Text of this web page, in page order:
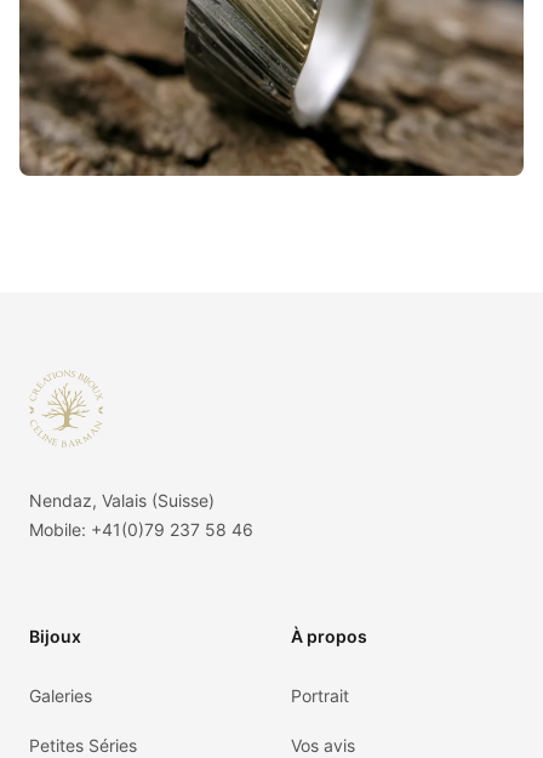
Nendaz, Valais (Suisse)
Mobile: +41(0)79 237 58 46
Bijoux
Galeries
Petites Séries
À propos
Portrait
Vos avis